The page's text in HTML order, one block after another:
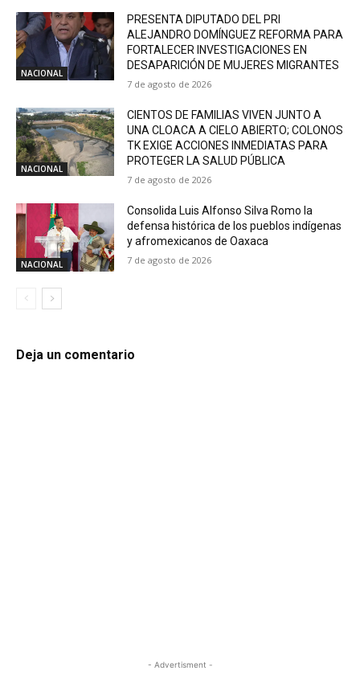
NACIONAL
PRESENTA DIPUTADO DEL PRI
ALEJANDRO DOMÍNGUEZ REFORMA PARA
FORTALECER INVESTIGACIONES EN
DESAPARICIÓN DE MUJERES MIGRANTES
7 de agosto de 2026
NACIONAL
CIENTOS DE FAMILIAS VIVEN JUNTO A
UNA CLOACA A CIELO ABIERTO; COLONOS
TK EXIGE ACCIONES INMEDIATAS PARA
PROTEGER LA SALUD PÚBLICA
7 de agosto de 2026
NACIONAL
Consolida Luis Alfonso Silva Romo la
defensa histórica de los pueblos indígenas
y afromexicanos de Oaxaca
7 de agosto de 2026
Deja un comentario
- Advertisment -